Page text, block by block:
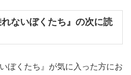
れないぼくたち』の次に読
ぼくたち』が気に入った方にお